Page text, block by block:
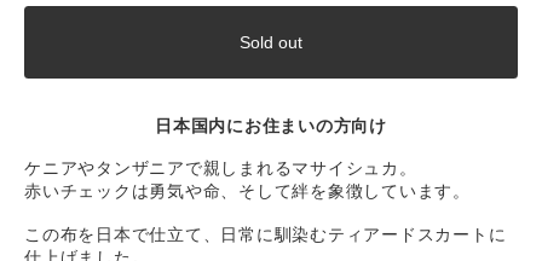
Sold out
日本国内にお住まいの方向け
ケニアやタンザニアで親しまれるマサイシュカ。
赤いチェックは勇気や命、そして絆を象徴しています。
この布を日本で仕立て、日常に馴染むティアードスカートに
仕上げました。